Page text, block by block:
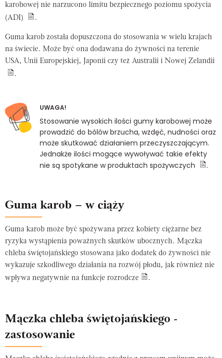
karobowej nie narzucono limitu bezpiecznego poziomu spożycia
(ADI)
.
Guma karob została dopuszczona do stosowania w wielu krajach
na świecie. Może być ona dodawana do żywności na terenie
USA, Unii Europejskiej, Japonii czy też Australii i Nowej Zelandii
.
UWAGA!
Stosowanie wysokich ilości gumy karobowej może
prowadzić do bólów brzucha, wzdęć, nudności oraz
może skutkować działaniem przeczyszczającym.
Jednakże ilości mogące wywoływać takie efekty
nie są spotykane w produktach spożywczych
.
Guma karob – w ciąży
Guma karob może być spożywana przez kobiety ciężarne bez
ryzyka wystąpienia poważnych skutków ubocznych. Mączka
chleba świętojańskiego stosowana jako dodatek do żywności nie
wykazuje szkodliwego działania na rozwój płodu, jak również nie
wpływa negatywnie na funkcje rozrodcze
.
Mączka chleba świętojańskiego -
zastosowanie